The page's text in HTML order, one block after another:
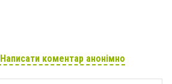
Написати коментар анонімно